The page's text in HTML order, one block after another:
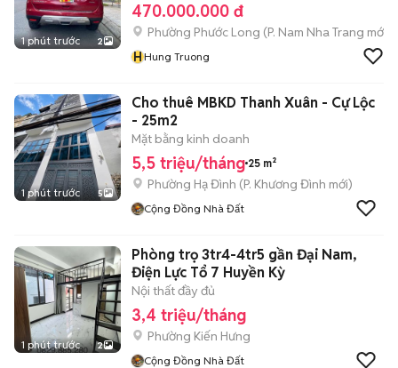
1 phút trước 2
470.000.000 đ
Phường Phước Long (P. Nam Nha Trang mới)
HHung Truong
1 phút trước 5
Cho thuê MBKD Thanh Xuân - Cự Lộc
- 25m2
Mặt bằng kinh doanh
5,5 triệu/tháng 25 m²
Phường Hạ Đình (P. Khương Đình mới)
Cộng Đồng Nhà Đất
1 phút trước 2
Phòng trọ 3tr4-4tr5 gần Đại Nam,
Điện Lực Tổ 7 Huyền Kỳ
Nội thất đầy đủ
3,4 triệu/tháng
Phường Kiến Hưng
Cộng Đồng Nhà Đất